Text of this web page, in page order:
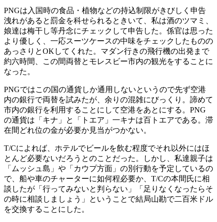
PNGは入国時の食品・植物などの持込制限がきびしく申告
洩れがあると罰金を科せられるときいて、私は酒のツマミ、
娘達は梅干し等丹念にチェックして申告した。係官は思った
より優しく、一応スーツケースの中味をチェックしたものの
あっさりとOKしてくれた。マダン行きの飛行機の出発まで
約六時間、この間両替とモレスビー市内の観光をすることに
なった。
PNGではこの国の通貨しか通用しないというので先ず空港
内の銀行で両替を試みたが、余りの混雑にびっくり。諦めて
市内の銀行を利用することにして空港をあとにする。PNG
の通貨は「キナ」と「トエア」一キナは百トエアである。滞
在間どれ位の金が必要か見当がつかない。
T/Cによれば、ホテルでビールを飲む程度でそれ以外にはほ
とんど必要ないだろうとのことだった。しかし、私達親子は
「ムッシュ島」や「カウプ方面」の別行動を予定しているの
で、船や車のチャーターに如何程必要か、T/Cの本間氏に相
談したが「行ってみないと判らない」「足りなくなったらそ
の時に相談しましょう」ということで結局山勘で二百米ドル
を交換することにした。